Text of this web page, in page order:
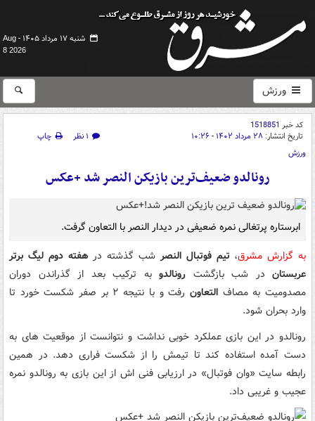
شنبه ۱۷ مرداد ۱۴۰۵ -
Aug
8 2026
ورزش
کد خبر 1518851
تاریخ انتشار: ۲۸ مرداد ۱۴۰۲ - ۱۰:۲۶ ۱ نظر
چاپ
ورزش
رونالدو ضعیف‌ترین بازیکن النصر شد +عکس
ابرستاره پرتغالی نمره ضعیفی در دیدار النصر با التعاون گرفت.
به گزارش مشرق،تیم فوتبال النصرشب گذشته در هفته دوم لیگ برتر
عربستان در شب بازگشت رونالدوبه ترکیب بعد از گذراندن دوران
مصدومیت به مصافالتعاون
رفت و با نتیجه ۲ بر صفر شکست خورد تا
وارد بحران شود.
رونالدو در این بازی عملکرد خوبی نداشت و نتوانست از موقعیت های به
دست آمده استفاده کند تا تیمش را از شکست فراری دهد. در همین
رابطه سایت «وان فوتبال» در ارزیابی فنی اش از این بازی به رونالدو نمره
عجیب و غریبی داد.